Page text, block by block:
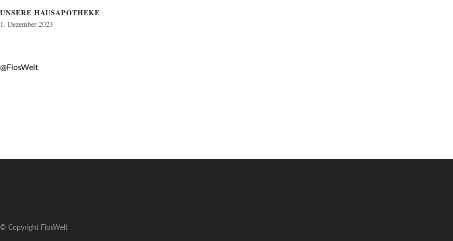
UNSERE HAUSAPOTHEKE
1. Dezember 2023
@FiosWelt
© Copyright FiosWelt